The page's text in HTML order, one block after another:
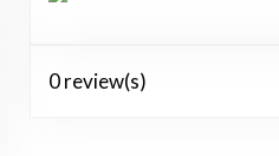
0 review(s)